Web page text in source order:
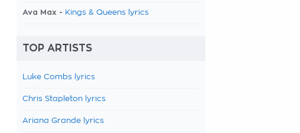
Ava Max - Kings & Queens lyrics
TOP ARTISTS
Luke Combs lyrics
Chris Stapleton lyrics
Ariana Grande lyrics